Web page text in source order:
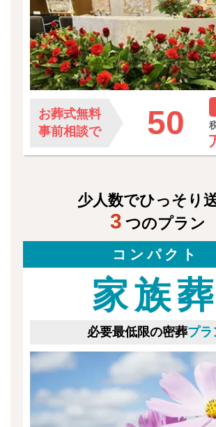
お葬式無料
事前相談で
50
少人数でひっそり
3 つのプラン
コンパクト
家族葬
必要最低限の密葬プラ